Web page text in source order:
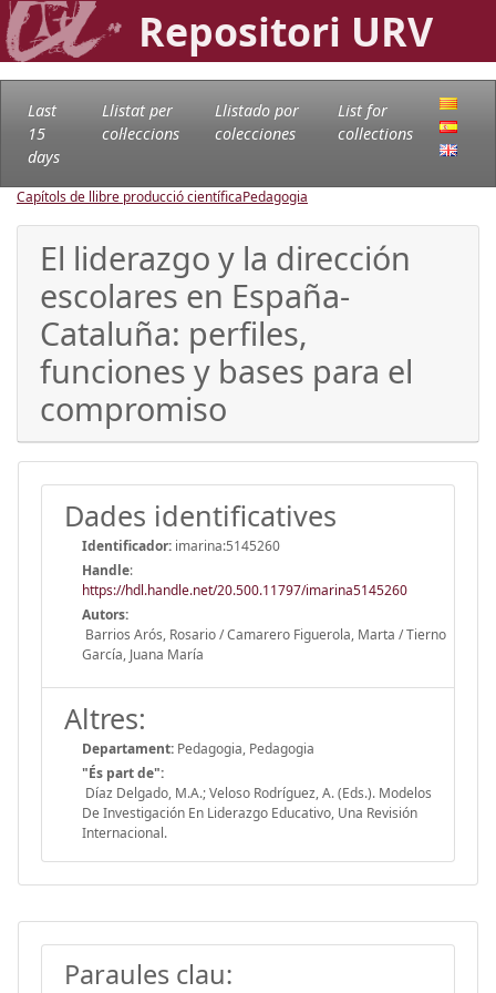
Repositori URV
Last
15
days
Llistat per
col·leccions
Llistado por
colecciones
List for
collections
Capítols de llibre producció científicaPedagogia
El liderazgo y la dirección
escolares en España-
Cataluña: perfiles,
funciones y bases para el
compromiso
Dades identificatives
Identificador: imarina:5145260
Handle:
https://hdl.handle.net/20.500.11797/imarina5145260
Autors:
Barrios Arós, Rosario / Camarero Figuerola, Marta / Tierno
García, Juana María
Altres:
Departament: Pedagogia, Pedagogia
"És part de":
Díaz Delgado, M.A.; Veloso Rodríguez, A. (Eds.). Modelos
De Investigación En Liderazgo Educativo, Una Revisión
Internacional.
Paraules clau: